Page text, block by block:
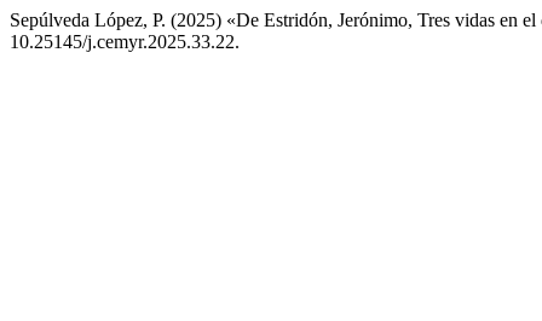
Sepúlveda López, P. (2025) «De Estridón, Jerónimo, Tres vidas en
10.25145/j.cemyr.2025.33.22.